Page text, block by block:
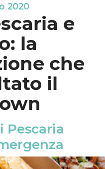
2020
e
la
che
il
Pescaria